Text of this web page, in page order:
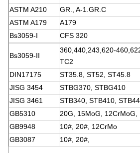
ASTM A210
GR., A-1.GR.C
ASTM A179
A179
Bs3059-I
CFS 320
Bs3059-II
360,440,243,620-
TC2
DIN17175
ST35.8, ST52, ST45.8
JISG 3454
STBG370, STBG410
JISG 3461
STB340, STB410,
GB5310
20G, 15MoG,
GB9948
10#, 20#, 12CrMo
GB3087
10#, 20#,